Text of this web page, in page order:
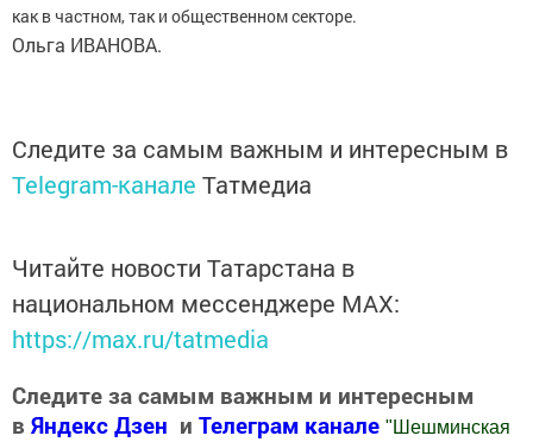
как в частном, так и общественном секторе.
Ольга ИВАНОВА.
Следите за самым важным и интересным в
Telegram-канале Татмедиа
Читайте новости Татарстана в
национальном мессенджере MАХ:
https://max.ru/tatmedia
Следите за самым важным и интересным
в Яндекс Дзен и Телеграм канале "Шешминская